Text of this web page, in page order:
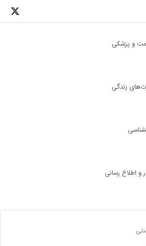
لینکدین
و پزشکی
زندگی
و اطلاع رسانی